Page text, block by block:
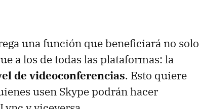
una función que beneficiará no solo
a los de todas las plataformas: la
de videoconferencias. Esto quiere
usen Skype podrán hacer